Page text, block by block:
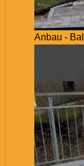
Anbau -